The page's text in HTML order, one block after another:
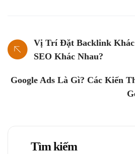
Vị Trí Đặt Backlink Khác
SEO Khác Nhau?
Google Ads Là Gì? Các Kiến
Tìm kiếm